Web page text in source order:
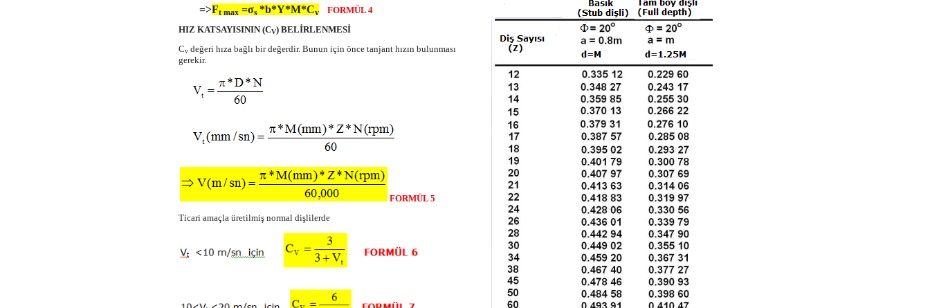
=>Ft max =σs *b*Y*M*Cv
FORMÜL 4
HIZ KATSAYISININ (CV) BELİRLENMESİ
Cv değeri hıza bağlı bir değerdir. Bunun için önce tanjant hızın bulunması
gerekir.
FORMÜL 5
Ticari amaçla üretilmiş normal dişlilerde